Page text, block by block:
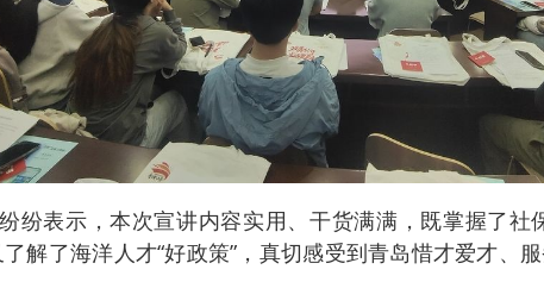
纷表示，本次宣讲内容实用、干货满满，既掌握了社
了解了海洋人才“好政策”，真切感受到青岛惜才爱才、